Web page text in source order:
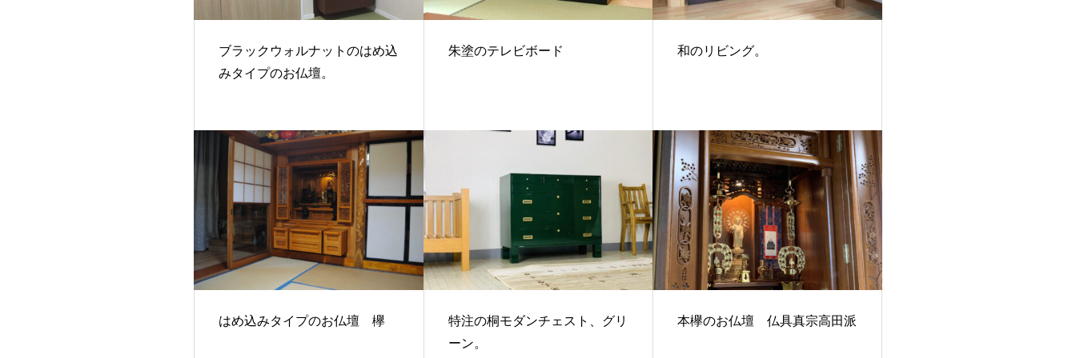
ブラックウォルナットのはめ込
みタイプのお仏壇。
朱塗のテレビボード 和のリビング。
はめ込みタイプのお仏壇 欅
特注の桐モダンチェスト、グリ
ーン。
本欅のお仏壇 仏具真宗高田派